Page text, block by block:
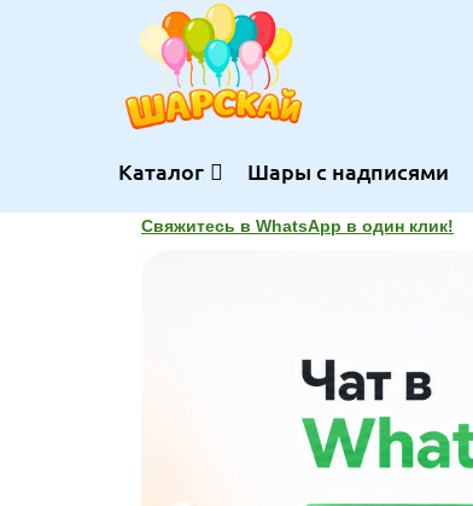
Каталог Шары с надписями
Свяжитесь в WhatsApp в один клик!